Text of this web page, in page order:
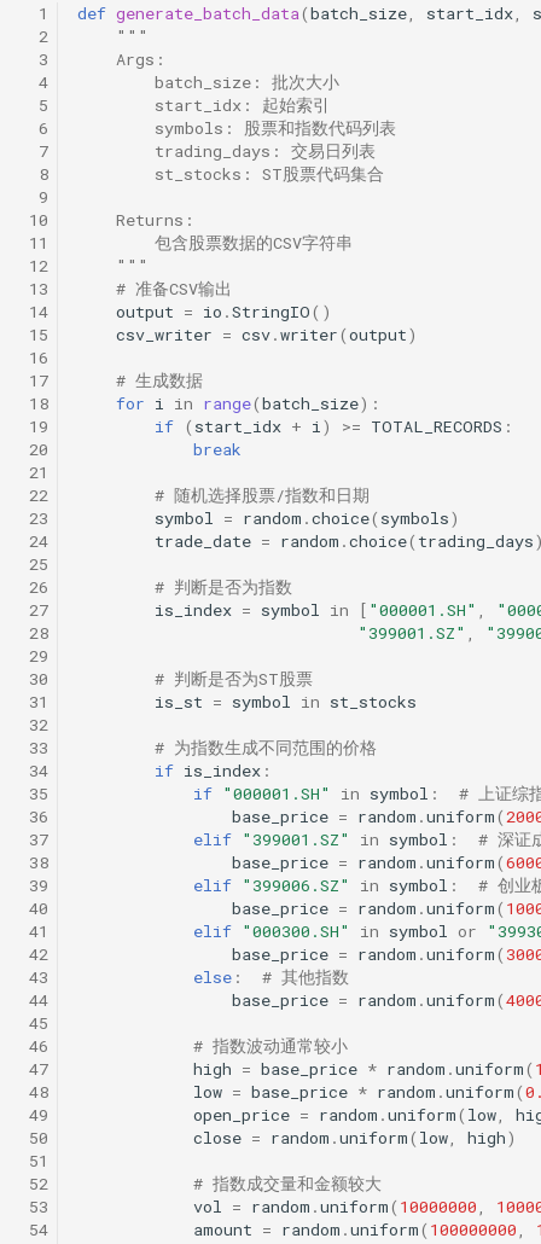
  1
  2
  3
  4
  5
  6
  7
  8
  9
10
11
12
13
14
15
16
17
18
19
20
21
22
23
24
25
26
27
28
29
30
31
32
33
34
35
36
37
38
39
40
41
42
43
44
45
46
47
48
49
50
51
52
53
54
def generate_batch_data(batch_size start_idx
"""
    Args:
        batch_size: 批次大小
        start_idx: 起始索引
        symbols: 股票和指数代码列表
        trading_days: 交易日列表
        st_stocks: ST股票代码集合
    Returns:
        包含股票数据的CSV字符串
    """
# 准备CSV输出
output = io .StringIO()
csv_writer = csv.writer(output)
# 生成数据
for i in range(batch_size):
if ( start_idx + i ) >= TOTAL_RECORDS :
break
# 随机选择股票/指数和日期
symbol
= random .choice( symbols)
trade_date = random .choice( trading_days
# 判断是否为指数
is_index = symbol in [ "000001.SH"
"399001.SZ"
# 判断是否为ST股票
is_st = symbol in st_stocks
# 为指数生成不同范围的价格
if is_index :
if "000001.SH" in symbol :
# 上证综
base_price = random .uniform(
elif "399001.SZ" in symbol :
# 深证
base_price = random .uniform(
elif "399006.SZ" in symbol :
# 创业
base_price = random .uniform(
elif "000300.SH" in symbol or
base_price = random .uniform(
else :
# 其他指数
base_price = random .uniform(
# 指数波动通常较小
high = base_price * random .uniform(
low = base_price * random .uniform(
open_price = random .uniform( low
close = random .uniform( low high)
# 指数成交量和金额较大
vol
= random .uniform( 10000000
amount = random .uniform( 100000000